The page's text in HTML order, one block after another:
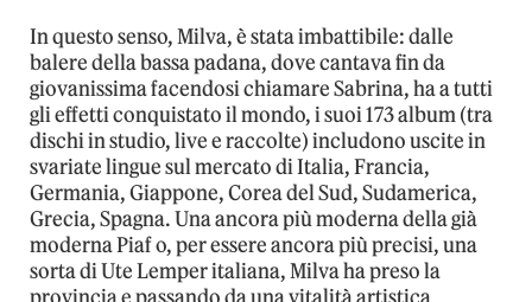
In questo senso, Milva, è stata imbattibile: dalle
balere della bassa padana, dove cantava fin da
giovanissima facendosi chiamare Sabrina, ha a tutti
gli effetti conquistato il mondo, i suoi 173 album (tra
dischi in studio, live e raccolte) includono uscite in
svariate lingue sul mercato di Italia, Francia,
Germania, Giappone, Corea del Sud, Sudamerica,
Grecia, Spagna. Una ancora più moderna della già
moderna Piaf o, per essere ancora più precisi, una
sorta di Ute Lemper italiana, Milva ha preso la